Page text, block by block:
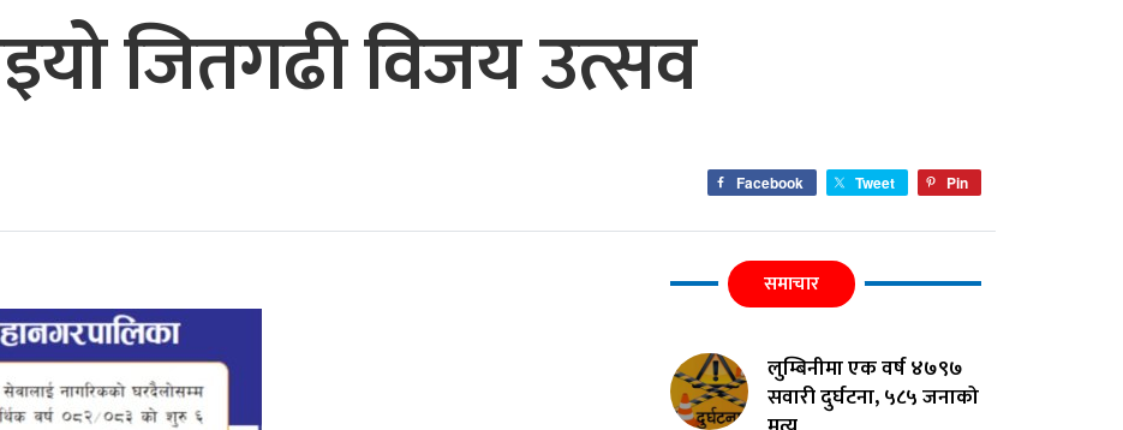
जितगढी विजय उत्सव
Facebook Tweet Pin
समाचार
लुम्बिनीमा एक वर्ष ४७९७
सवारी दुर्घटना, ५८५ जनाको